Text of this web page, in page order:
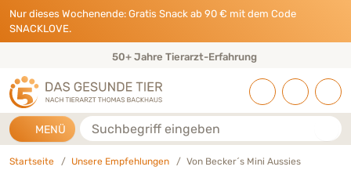
Direkt zu:
INHALT
HAUPTMENÜ
FOOTER
Nur dieses Wochenende: Gratis Snack ab 90 € mit dem Code
SNACKLOVE.
50+ Jahre Tierarzt-Erfahrung
MENÜ Suche
Startseite Unsere Empfehlungen Von Becker´s Mini Aussies